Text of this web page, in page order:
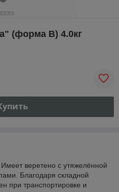
(форма В) 4.0кг
веретено с утяжелённой
Благодаря складной
при транспортировке и